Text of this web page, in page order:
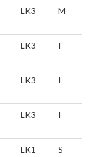
LK3 M
LK3 I
LK3 I
LK3 I
LK1 S